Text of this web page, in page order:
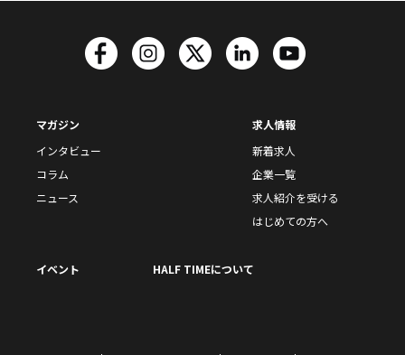
マガジン
インタビュー
コラム
ニュース
求人情報
新着求人
企業一覧
求人紹介を受ける
はじめての方へ
イベント HALF TIMEについて